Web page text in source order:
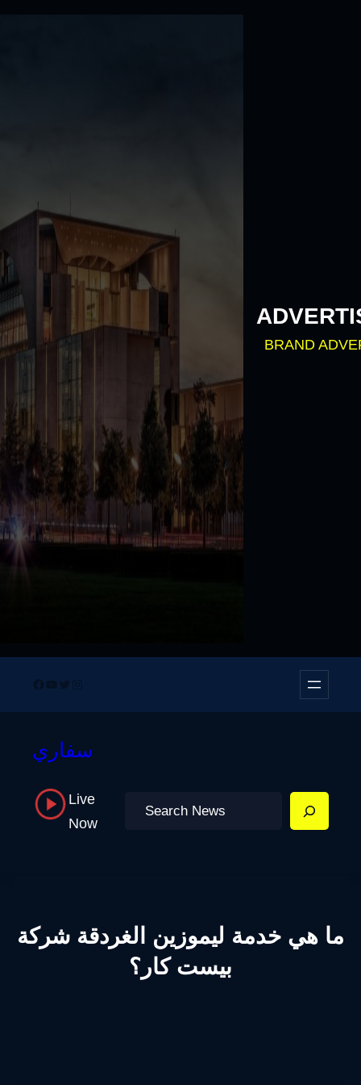
BRAND
Facebook
YouTube
TwitterInstagram
سفاري
Live
Now
Search
ما هي خدمة ليموزين الغردقة شركة
بيست كار؟